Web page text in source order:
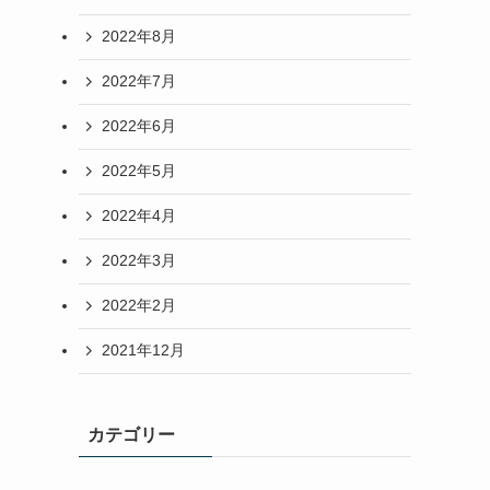
2022年8月
2022年7月
2022年6月
2022年5月
2022年4月
2022年3月
2022年2月
2021年12月
カテゴリー